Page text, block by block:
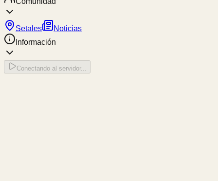
Setales
Noticias
Información
Conectando al servidor...